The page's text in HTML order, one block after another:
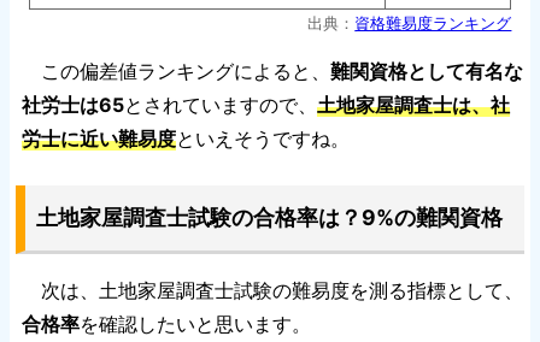
出典： 資格難易度ランキング
この偏差値ランキングによると、 難関資格として有名な
社労士は65とされていますので、 土地家屋調査士は、社
労士に近い難易度といえそうですね。
土地家屋調査士試験の合格率は？9%の難関資格
次は、土地家屋調査士試験の難易度を測る指標として、
合格率を確認したいと思います。